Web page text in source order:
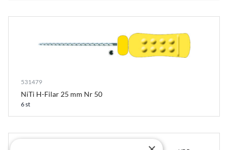
531479
NiTi H-Filar 25 mm Nr 50
6 st